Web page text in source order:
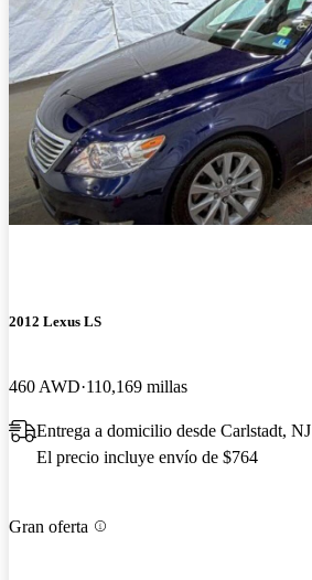
2012 Lexus LS
460 AWD 110,169 millas
Entrega a domicilio desde Carlstadt, NJ
El precio incluye envío de $764
Gran oferta